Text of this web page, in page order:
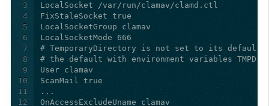
3
4
5
6
7
8
9
10
11
12